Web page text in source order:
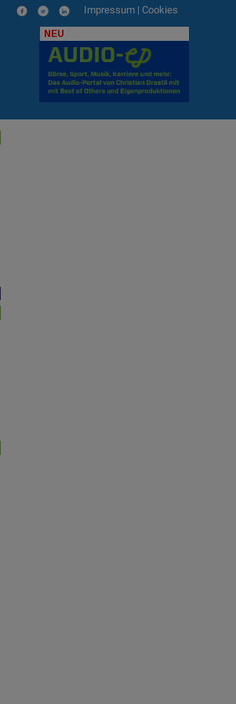
Impressum | Cookies
NEU